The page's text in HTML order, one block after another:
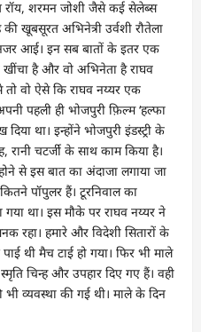
रॉय, शरमन जोशी जैसे कई सेलेब्स
खूबसूरत अभिनेत्री उर्वशी रौतेला
नजर आई। इन सब बातों के इतर एक
है और वो अभिनेता है राघव
वो ऐसे कि राघव नय्यर एक
पहली ही भोजपुरी फ़िल्म ‘हल्फा
था। इन्होंने भोजपुरी इंडस्ट्री के
रानी चटर्जी के साथ काम किया है।
से इस बात का अंदाजा लगाया जा
पॉपुलर हैं। टूरनिवाल का
था। इस मौके पर राघव नय्यर ने
रहा। हमारे और विदेशी सितारों के
थी मैच टाई हो गया। फिर भी माले
चिन्ह और उपहार दिए गए हैं। वही
भी व्यवस्था की गई थी। माले के दिन